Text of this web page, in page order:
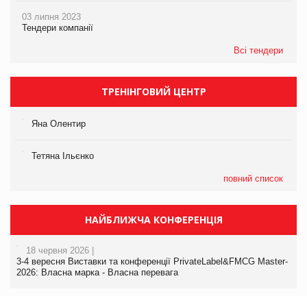
03 липня 2023
Тендери компанії
Всі тендери
ТРЕНІНГОВИЙ ЦЕНТР
Яна Олентир
Тетяна Ільєнко
повний список
НАЙБЛИЖЧА КОНФЕРЕНЦІЯ
18 червня 2026 |
3-4 вересня Виставки та конференції PrivateLabel&FMCG Master-
2026: Власна марка - Власна перевага